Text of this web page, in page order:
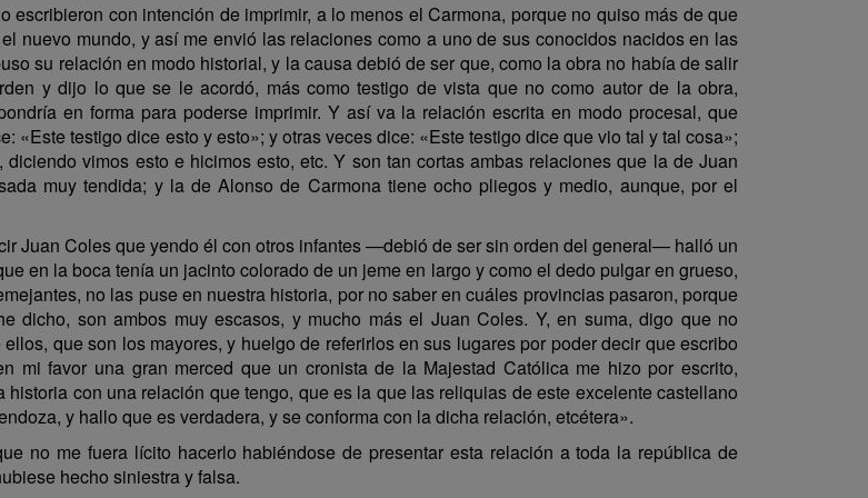
con intención de imprimir, a lo menos el Carmona, porque no quiso más de que
nuevo mundo, y así me envió las relaciones como a uno de sus conocidos nacidos en las
su relación en modo historial, y la causa debió de ser que, como la obra no había de salir
y dijo lo que se le acordó, más como testigo de vista que no como autor de la obra,
en forma para poderse imprimir. Y así va la relación escrita en modo procesal, que
«Este testigo dice esto y esto»; y otras veces dice: «Este testigo dice que vio tal y tal cosa»;
vimos esto e hicimos esto, etc. Y son tan cortas ambas relaciones que la de Juan
muy tendida; y la de Alonso de Carmona tiene ocho pliegos y medio, aunque, por el
Juan Coles que yendo él con otros infantes —debió de ser sin orden del general— halló un
en la boca tenía un jacinto colorado de un jeme en largo y como el dedo pulgar en grueso,
no las puse en nuestra historia, por no saber en cuáles provincias pasaron, porque
dicho, son ambos muy escasos, y mucho más el Juan Coles. Y, en suma, digo que no
que son los mayores, y huelgo de referirlos en sus lugares por poder decir que escribo
mi favor una gran merced que un cronista de la Majestad Católica me hizo por escrito,
con una relación que tengo, que es la que las reliquias de este excelente castellano
y hallo que es verdadera, y se conforma con la dicha relación, etcétera».
no me fuera lícito hacerlo habiéndose de presentar esta relación a toda la república de
hecho siniestra y falsa.